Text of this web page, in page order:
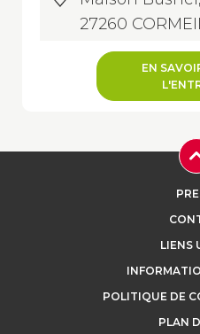
27260
EN
LIENS
POLITIQUE DE
PLAN